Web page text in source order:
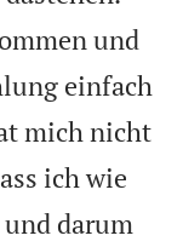
und
einfach
mich nicht
ich wie
darum